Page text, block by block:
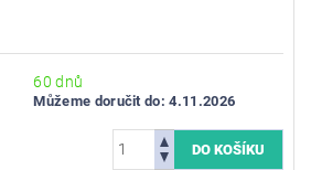
60 dnů
Můžeme doručit do: 4.11.2026